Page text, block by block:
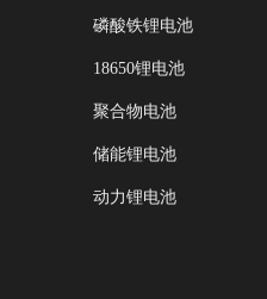
磷酸铁锂电池
18650锂电池
聚合物电池
储能锂电池
动力锂电池